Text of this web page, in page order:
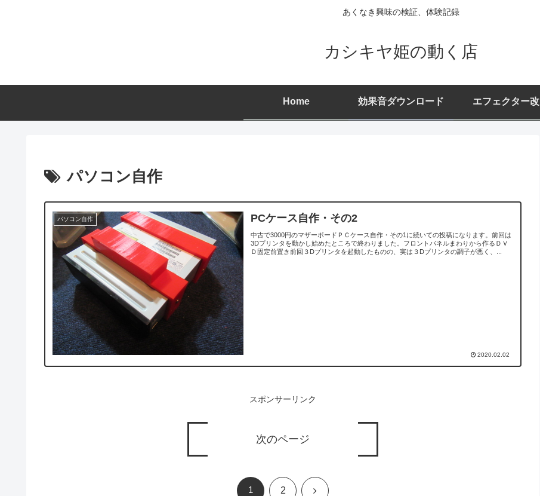
あくなき興味の検証、体験記録
カシキヤ姫の動く店
Home 効果音ダウンロード エフェクター改
パソコン自作
パソコン自作 PCケース自作・その2
中古で3000円のマザーボードＰＣケース自作・その1に続いての投稿になります。前回は
3Dプリンタを動かし始めたところで終わりました。フロントパネルまわりから作るＤＶ
Ｄ固定前置き前回３Dプリンタを起動したものの、実は３Dプリンタの調子が悪く、...
2020.02.02
スポンサーリンク
次のページ
1 2 次